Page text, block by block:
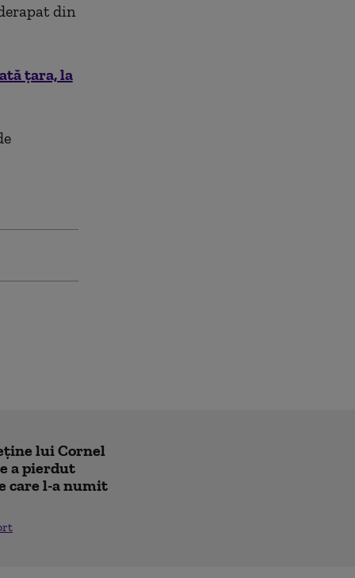
din
țara, la
lui Cornel
a pierdut
care l-a numit